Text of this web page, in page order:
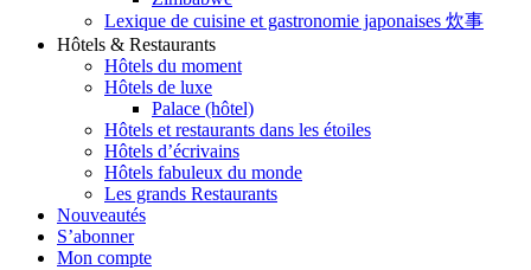
Lexique de cuisine et gastronomie japonaises 炊事
Hôtels & Restaurants
Hôtels du moment
Hôtels de luxe
Palace (hôtel)
Hôtels et restaurants dans les étoiles
Hôtels d’écrivains
Hôtels fabuleux du monde
Les grands Restaurants
Nouveautés
S’abonner
Mon compte